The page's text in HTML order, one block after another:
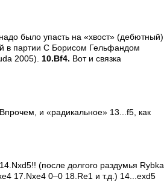
было упасть на «хвост» (дебютный)
в партии С Борисом Гельфандом
2005). 10.Bf4. Вот и связка
и «радикальное» 13...f5, как
(после долгого раздумья Rybka
17.Nxe4 0–0 18.Re1 и т.д.) 14...exd5